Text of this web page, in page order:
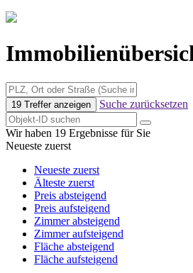
19 Treffer anzeigen Suche zurücksetzen
Wir haben 19 Ergebnisse für Sie
Neueste zuerst
Neueste zuerst
Älteste zuerst
Preis absteigend
Preis aufsteigend
Zimmer absteigend
Zimmer aufsteigend
Fläche absteigend
Fläche aufsteigend